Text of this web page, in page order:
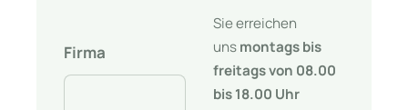
Firma
Sie erreichen
unsmontags bis
freitags von 08.00
bis 18.00 Uhr